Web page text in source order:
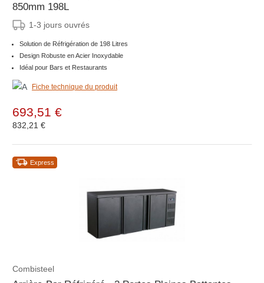
850mm 198L
1-3 jours ouvrés
Solution de Réfrigération de 198 Litres
Design Robuste en Acier Inoxydable
Idéal pour Bars et Restaurants
Fiche technique du produit
693,51 €
832,21 €
Express
Combisteel